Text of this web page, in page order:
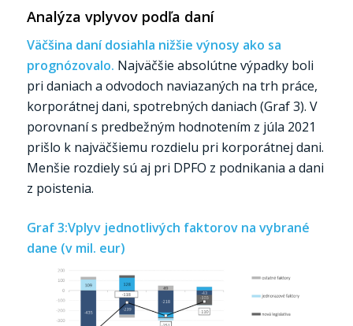
Analýza vplyvov podľa daní
Väčšina daní dosiahla nižšie výnosy ako sa
prognózovalo. Najväčšie absolútne výpadky boli
pri daniach a odvodoch naviazaných na trh práce,
korporátnej dani, spotrebných daniach (Graf 3). V
porovnaní s predbežným hodnotením z júla 2021
prišlo k najväčšiemu rozdielu pri korporátnej dani.
Menšie rozdiely sú aj pri DPFO z podnikania a dani
z poistenia.
Graf 3:Vplyv jednotlivých faktorov na vybrané
dane (v mil. eur)